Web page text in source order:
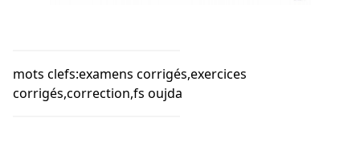
mots clefs:examens corrigés,exercices
corrigés,correction,fs oujda